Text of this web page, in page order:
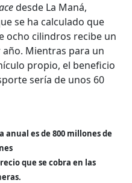
desde La Maná,
se ha calculado que
ocho cilindros recibe un
Mientras para un
propio, el beneficio
sería de unos 60
anual es de 800 millones de
que se cobra en las